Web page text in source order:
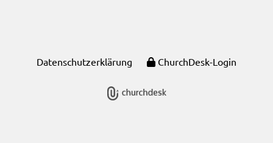
Datenschutzerklärung ChurchDesk-Login